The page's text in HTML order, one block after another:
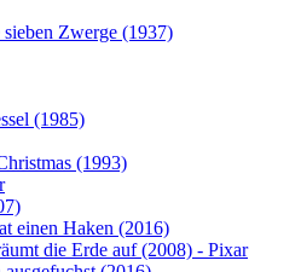
Zwerge (1937)
(1985)
(1993)
einen Haken (2016)
die Erde auf (2008) - Pixar